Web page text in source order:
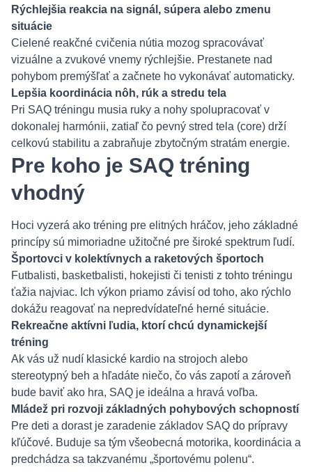
Rýchlejšia reakcia na signál, súpera alebo zmenu
situácie
Cielené reakčné cvičenia nútia mozog spracovávať
vizuálne a zvukové vnemy rýchlejšie. Prestanete nad
pohybom premýšľať a začnete ho vykonávať automaticky.
Lepšia koordinácia nôh, rúk a stredu tela
Pri SAQ tréningu musia ruky a nohy spolupracovať v
dokonalej harmónii, zatiaľ čo pevný stred tela (core) drží
celkovú stabilitu a zabraňuje zbytočným stratám energie.
Pre koho je SAQ tréning
vhodný
Hoci vyzerá ako tréning pre elitných hráčov, jeho základné
princípy sú mimoriadne užitočné pre široké spektrum ľudí.
Športovci v kolektívnych a raketových športoch
Futbalisti, basketbalisti, hokejisti či tenisti z tohto tréningu
ťažia najviac. Ich výkon priamo závisí od toho, ako rýchlo
dokážu reagovať na nepredvídateľné herné situácie.
Rekreačne aktívni ľudia, ktorí chcú dynamickejší
tréning
Ak vás už nudí klasické kardio na strojoch alebo
stereotypný beh a hľadáte niečo, čo vás zapotí a zároveň
bude baviť ako hra, SAQ je ideálna a hravá voľba.
Mládež pri rozvoji základných pohybových schopností
Pre deti a dorast je zaradenie základov SAQ do prípravy
kľúčové. Buduje sa tým všeobecná motorika, koordinácia a
predchádza sa takzvanému „športovému polenu“.